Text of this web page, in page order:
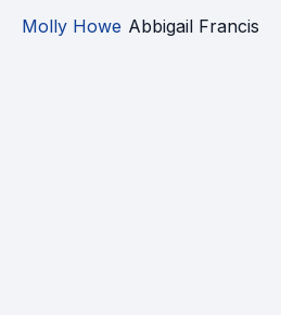
Molly Howe Abbigail Francis